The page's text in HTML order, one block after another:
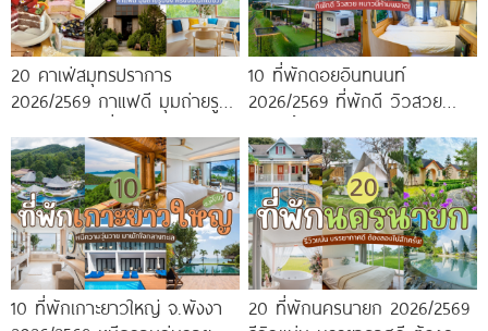
20 คาเฟ่สมุทรปราการ
2026/2569 กาแฟดี มุมถ่ายรูป
10 ที่พักดอยอินทนนท์
2026/2569 ที่พักดี วิวสวย
10 ที่พักเกาะยาวใหญ่ จ.พังงา
20 ที่พักนครนายก 2026/2569